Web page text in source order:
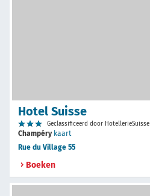
Hotel Suisse
Geclassificeerd door HotellerieSuisse
Champéry kaart
Rue du Village 55
Boeken